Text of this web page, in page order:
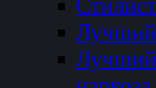
Лучший
Лучший